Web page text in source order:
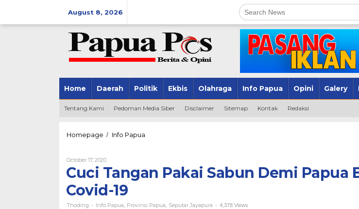
August 8, 2026
Home Daerah Politik Ekbis Olahraga Info Papua Opini Galery
Tentang Kami Pedoman Media Siber Disclaimer Sitemap Kontak Redaksi
Homepage / Info Papua
Demi
Papua
19
October 17, 2020
Thoding
Cuci Tangan Pakai Sabun Demi Papua
Covid-19
Thoding - Info Papua Provinsi Papua Seputar Jayapura - 4,378 Views